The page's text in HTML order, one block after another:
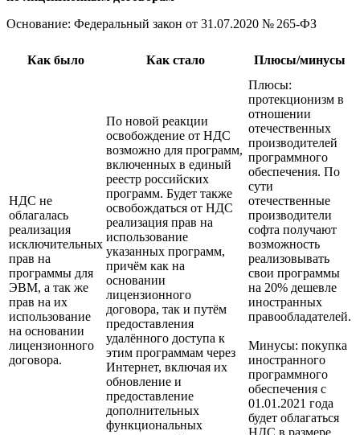
Основание: Федеральный закон от 31.07.2020 № 265-ФЗ
Как было Как стало Плюсы/минусы
НДС не
облагалась
реализация
исключительных
прав на
программы для
ЭВМ, а так же
прав на их
использование
на основании
лицензионного
договора.
По новой реакции
освобождение от НДС
возможно для программ,
включенных в единый
реестр российских
программ. Будет также
освобождаться от НДС
реализация прав на
использование
указанных программ,
причём как на
основании
лицензионного
договора, так и путём
предоставления
удалённого доступа к
этим программам через
Интернет, включая их
обновление и
предоставление
дополнительных
функциональных
Плюсы:
протекционизм в
отношении
отечественных
производителей
программного
обеспечения. По
сути
отечественные
производители
софта получают
возможность
реализовывать
свои программы
на 20% дешевле
иностранных
правообладателей.
Минусы: покупка
иностранного
программного
обеспечения с
01.01.2021 года
будет облагаться